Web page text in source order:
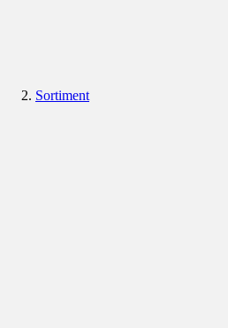
Sortiment